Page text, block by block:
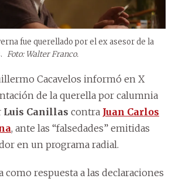
fue querellado por el ex asesor de la
Foto: Walter Franco.
Cacavelos informó en X
de la querella por calumnia
Luis Canillas contra Juan Carlos
, ante las “falsedades” emitidas
en un programa radial.
como respuesta a las declaraciones